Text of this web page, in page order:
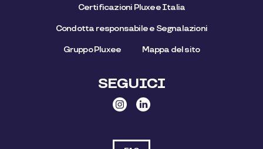
Certificazioni Pluxee Italia
Condotta responsabile e Segnalazioni
Gruppo Pluxee Mappa del sito
SEGUICI